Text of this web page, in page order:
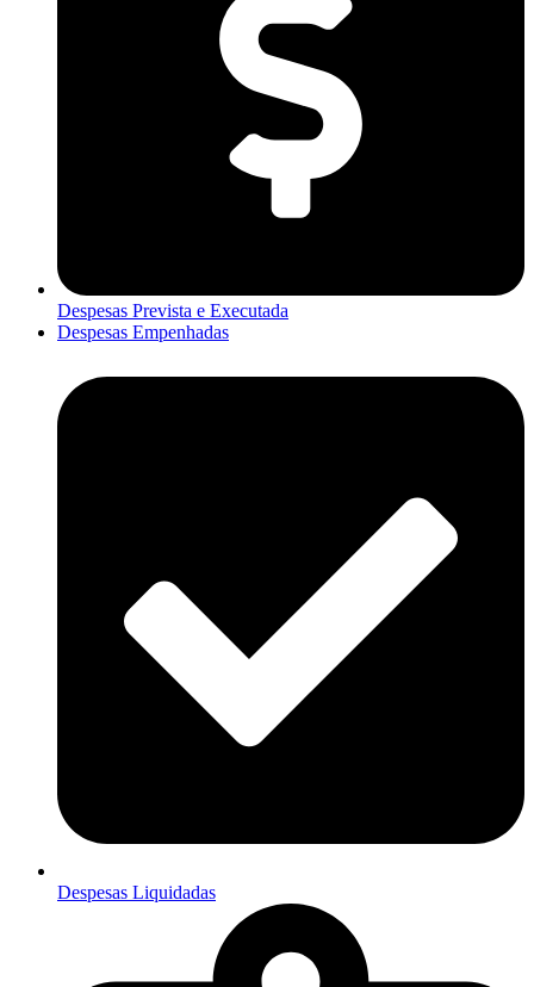
Despesas Prevista e Executada
Despesas Empenhadas
Despesas Liquidadas